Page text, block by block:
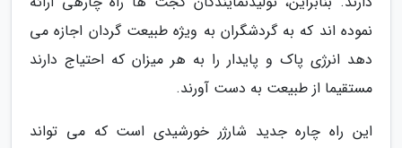
نموده اند که به گردشگران به ویژه طبیعت گردان اجازه می
دهد انرژی پاک و پایدار را به هر میزان که احتیاج دارند
مستقیما از طبیعت به دست آورند.
این راه چاره جدید شارژر خورشیدی است که می تواند